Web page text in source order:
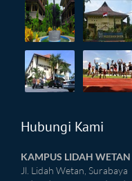
Hubungi Kami
KAMPUS LIDAH WETAN
Jl. Lidah Wetan, Surabaya